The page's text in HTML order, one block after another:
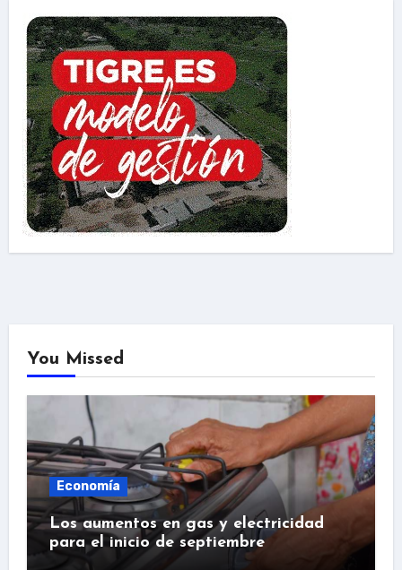
You Missed
Economía
Los aumentos en gas y electricidad
para el inicio de septiembre